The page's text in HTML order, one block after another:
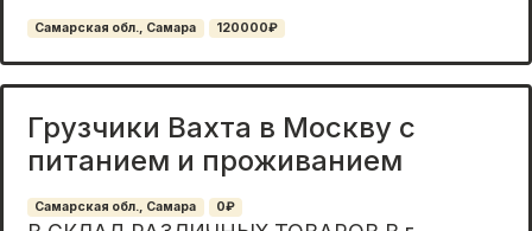
Самарская обл., Самара 120000₽
Грузчики Вахта в Москву с
питанием и проживанием
Самарская обл., Самара 0₽